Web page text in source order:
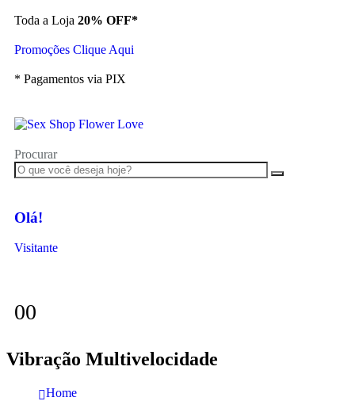
Toda a Loja 20% OFF*
Promoções Clique Aqui
* Pagamentos via PIX
Procurar
Olá!
Visitante
00
Vibração Multivelocidade
Home